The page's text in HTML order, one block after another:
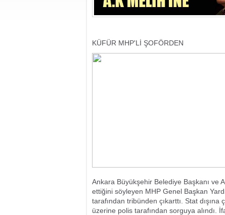
KÜFÜR MHP'Lİ ŞOFÖRDEN
Ankara Büyükşehir Belediye Başkanı ve
ettiğini söyleyen MHP Genel Başkan
tarafından tribünden çıkarttı. Stat
üzerine polis tarafından sorguya alındı.